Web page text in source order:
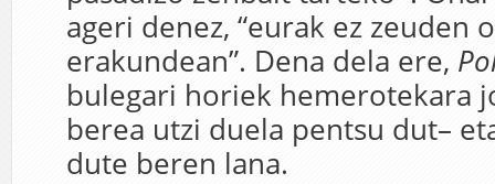
ageri denez, “eurak ez zeuden
erakundean”. Dena dela ere,
bulegari horiek hemerotekara
berea utzi duela pentsu dut–
dute beren lana.